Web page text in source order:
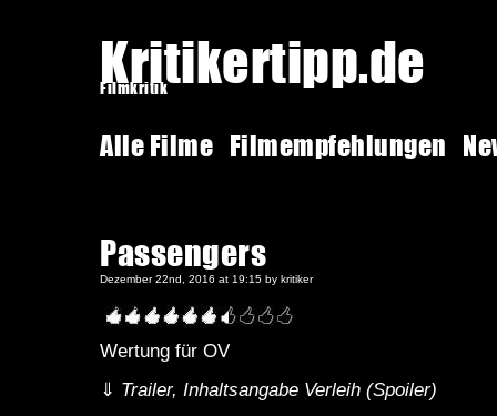
Kritikertipp.de
Filmkritik
Alle Filme Filmempfehlungen
Passengers
Dezember 22nd, 2016 at 19:15 by kritiker
Wertung für OV
⇓ Trailer, Inhaltsangabe Verleih (Spoiler)